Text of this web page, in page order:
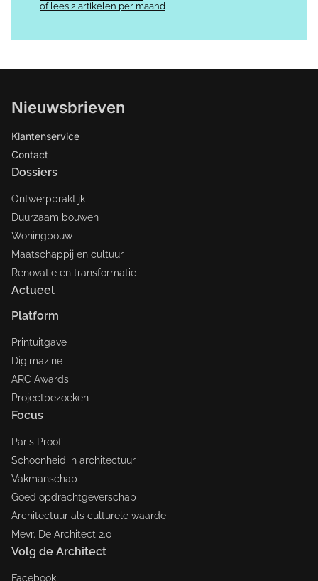
of lees 2 artikelen per maand
Nieuwsbrieven
Klantenservice
Contact
Dossiers
Ontwerppraktijk
Duurzaam bouwen
Woningbouw
Maatschappij en cultuur
Renovatie en transformatie
Actueel
Platform
Printuitgave
Digimazine
ARC Awards
Projectbezoeken
Focus
Paris Proof
Schoonheid in architectuur
Vakmanschap
Goed opdrachtgeverschap
Architectuur als culturele waarde
Mevr. De Architect 2.0
Volg de Architect
Facebook